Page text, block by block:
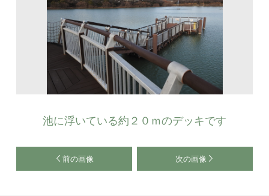
池に浮いている約２０ｍのデッキです
前の画像 次の画像